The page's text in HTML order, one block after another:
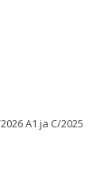
A1 ja C/2025